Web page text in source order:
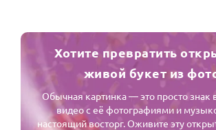
Хотите превратить
живой букет из
Обычная картинка — это просто знак
видео с её фотографиями и
настоящий восторг. Оживите эту